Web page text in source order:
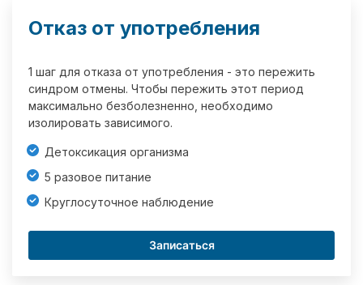
Отказ от употребления
1 шаг для отказа от употребления - это пережить
синдром отмены. Чтобы пережить этот период
максимально безболезненно, необходимо
изолировать зависимого.
Детоксикация организма
5 разовое питание
Круглосуточное наблюдение
Записаться